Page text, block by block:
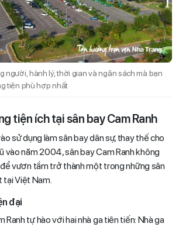
người, hành lý, thời gian và ngân sách mà bạn
tiện phù hợp nhất
tiện ích tại sân bay Cam Ranh
sử dụng làm sân bay dân sự, thay thế cho
vào năm 2004, sân bay Cam Ranh không
vươn tầm trở thành một trong những sân
tại Việt Nam.
đại
Ranh tự hào với hai nhà ga tiên tiến: Nhà ga